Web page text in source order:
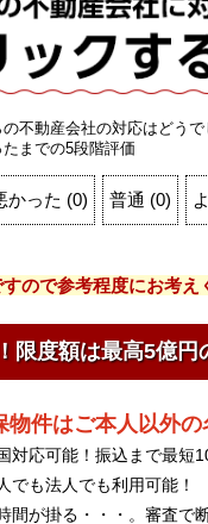
不動産会社の対応はどうで
までの5段階評価
かった (0) 普通 (0)
ので参考程度にお考え
限度額は最高5億円
件はご本人以外の
対応可能！振込まで最短
でも法人でも利用可能！
間が掛る・・・。審査で